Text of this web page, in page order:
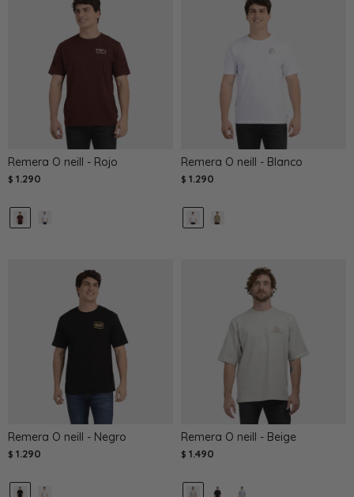
Remera O neill - Rojo
$ 1.290
Remera O neill - Blanco
$ 1.290
Remera O neill - Negro
$ 1.290
Remera O neill - Beige
$ 1.490